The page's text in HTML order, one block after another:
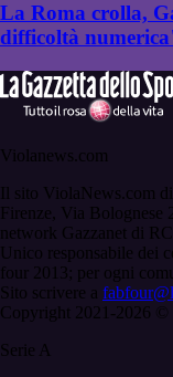
La Roma crolla,
difficoltà
Violanews.com
Il sito ViolaNews.com
Firenze, Via Bolognese
network Gazzanet di
Unico responsabile dei
four 2013; per ogni
Sito scrivere a
Copyright 2021-2026 ©
Serie A